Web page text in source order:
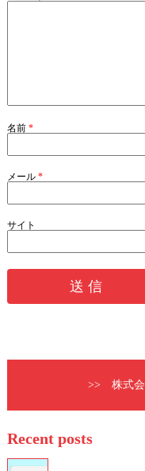
名前 *
メール *
サイト
>> 株式会
Recent posts